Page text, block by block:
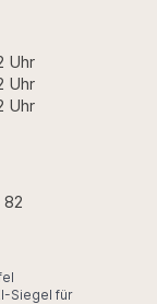
Uhr
Uhr
Uhr
Siegel für